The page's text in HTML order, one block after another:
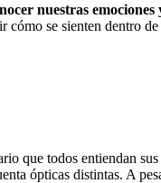
nuestras
se sienten dentro
que todos entiendan
ópticas distintas. A